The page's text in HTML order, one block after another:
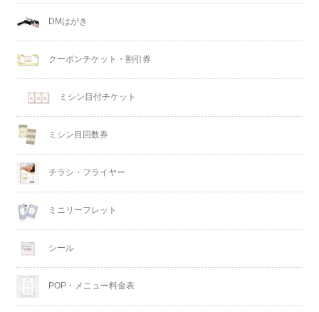
DMはがき
クーポンチケット・割引券
ミシン目付チケット
ミシン目回数券
チラシ・フライヤー
ミニリーフレット
シール
POP・メニュー料金表